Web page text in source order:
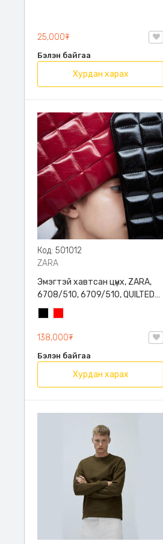
9789919235192
25,000₮
Бэлэн байгаа
Хурдан харах
Код: 501012
ZARA
Эмэгтэй хавтсан цүнх, ZARA,
6708/510, 6709/510, QUILTED
CLUTCH BAGDETAILS, Лакан,
Гинжин оосортой
138,000₮
Бэлэн байгаа
Хурдан харах